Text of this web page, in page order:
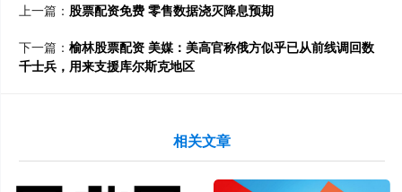
上一篇： 股票配资免费 零售数据浇灭降息预期
下一篇： 榆林股票配资 美媒：美高官称俄方似乎已从前线调回数
千士兵，用来支援库尔斯克地区
相关文章